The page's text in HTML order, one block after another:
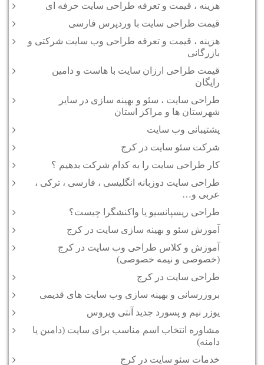
هزینه ، قیمت و تعرفه طراحی سایت حرفه ای
قیمت طراحی سایت با وردپرس فارسی
هزینه ، قیمت و تعرفه طراحی وب سایت شرکتی و
بازرگانی
قیمت طراحی ارزان سایت با هاست و دامین
رایگان
طراحی سایت ، سئو و بهینه سازی در سایر
شهرستان ها و مراکز استان
پشتیبانی وب سایت
شرکت سئو سایت در کرج
کار طراحی سایت را به کدام شرکت بدهیم ؟
طراحی سایت دوزبانه انگلیسی ، فارسی ، ترکی ،
عربی و…
طراحی ریسپانسیو یا واکنشگرا چیست؟
آموزش سئو و بهینه سازی سایت در کرج
آموزش و کلاس طراحی وب سایت در کرج
(خصوصی و نیمه خصوصی)
طراحی سایت در کرج
بروزرسانی و بهینه سازی وب سایت های قدیمی
یوزر نیم و پسورد جدید آنتی ویروس
مشاوره انتخاب اسم مناسب برای سایت (دامین یا
دامنه)
خدمات سئو سایت در کرج